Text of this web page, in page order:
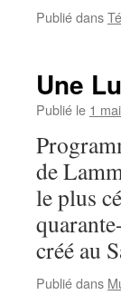
Publié dans
Une
Publié le 1
de
le plus
créé au
Publié dans